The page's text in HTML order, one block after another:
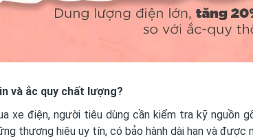
và ắc quy chất lượng?
xe điện, người tiêu dùng cần kiểm tra kỹ nguồn
thương hiệu uy tín, có bảo hành dài hạn và được